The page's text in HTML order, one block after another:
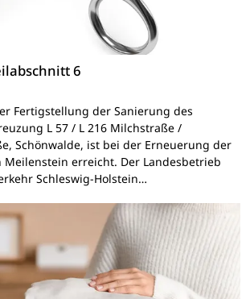
6
Fertigstellung der Sanierung des
L 57 / L 216 Milchstraße /
Schönwalde, ist bei der Erneuerung der
erreicht. Der Landesbetrieb
Schleswig-Holstein…